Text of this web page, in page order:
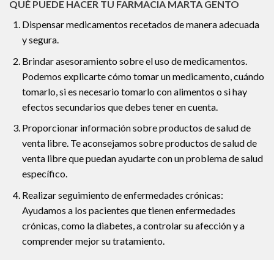
QUÉ PUEDE HACER TU FARMACIA MARTA GENTO
Dispensar medicamentos recetados de manera adecuada
y segura.
Brindar asesoramiento sobre el uso de medicamentos.
Podemos explicarte cómo tomar un medicamento, cuándo
tomarlo, si es necesario tomarlo con alimentos o si hay
efectos secundarios que debes tener en cuenta.
Proporcionar información sobre productos de salud de
venta libre. Te aconsejamos sobre productos de salud de
venta libre que puedan ayudarte con un problema de salud
específico.
Realizar seguimiento de enfermedades crónicas:
Ayudamos a los pacientes que tienen enfermedades
crónicas, como la diabetes, a controlar su afección y a
comprender mejor su tratamiento.